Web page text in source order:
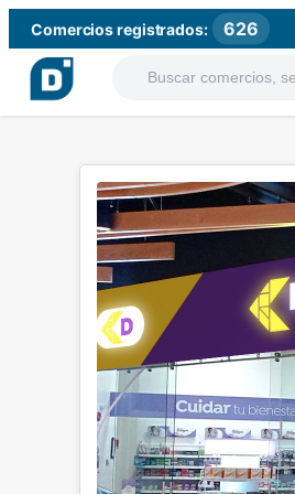
Comercios registrados: 626